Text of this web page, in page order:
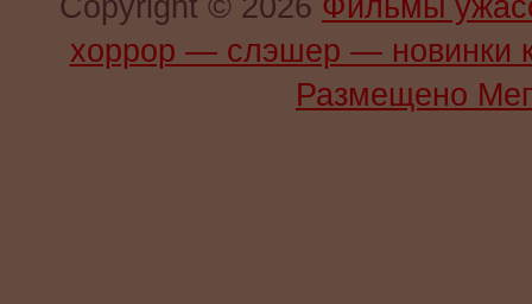
Copyright © 2026 Фильмы
хоррор — слэшер —
Размещено